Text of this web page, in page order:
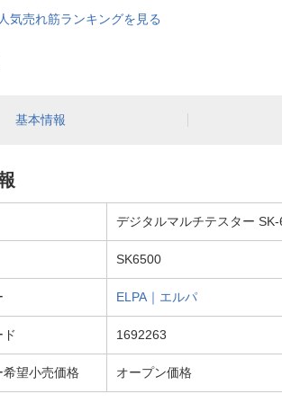
気売れ筋ランキングを見る
基本情報
デジタルマルチテスター
SK6500
ELPA｜エルパ
1692263
希望小売価格 オープン価格